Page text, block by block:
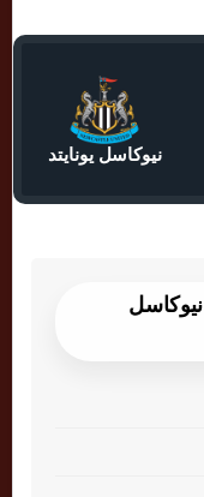
نيوكاسل يونايتد
بطاقة مباراة مان يونايتد Vs نيوكاسل